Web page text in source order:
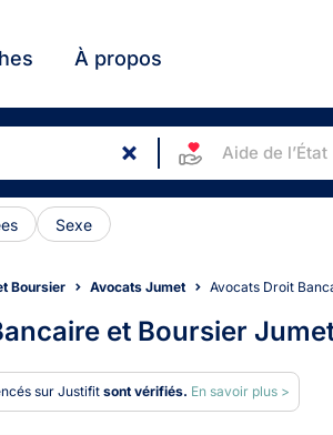
À propos
Aide de l’État
Sexe
Boursier Avocats Jumet Avocats Droit
et Boursier
sur Justifit sont vérifiés. En savoir plus >